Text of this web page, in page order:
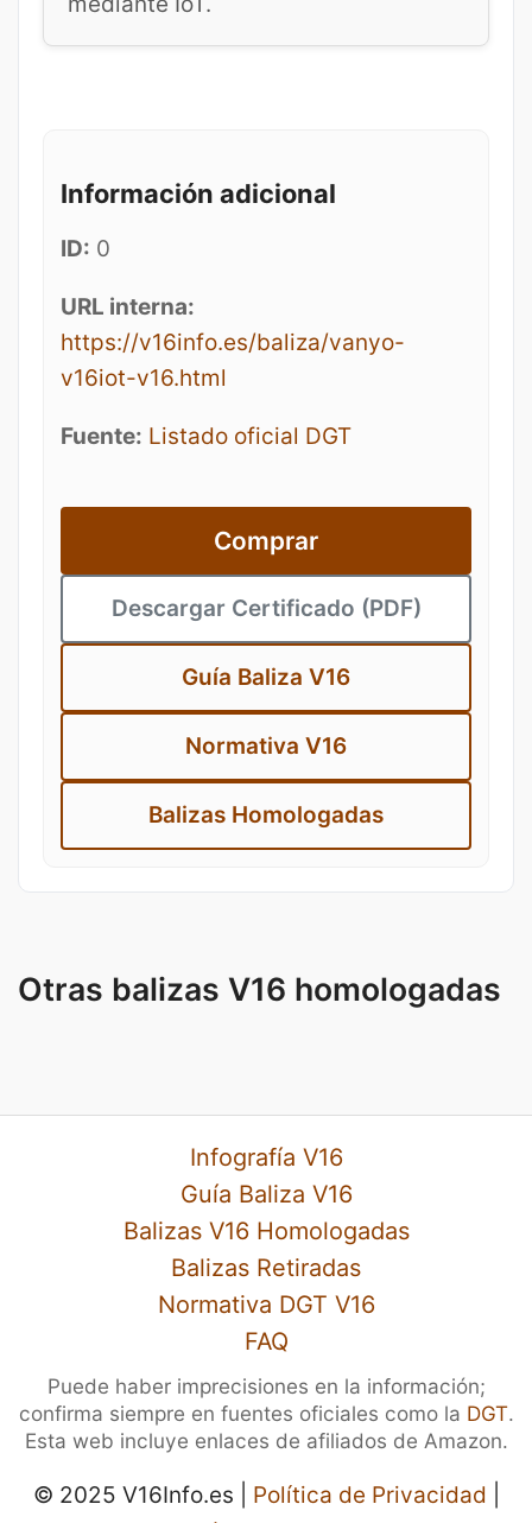
Información adicional
ID: 0
URL interna:
https://v16info.es/baliza/vanyo-
v16iot-v16.html
Fuente: Listado oficial DGT
Comprar
Descargar Certificado (PDF)
Guía Baliza V16
Normativa V16
Balizas Homologadas
Otras balizas V16 homologadas
Infografía V16
Guía Baliza V16
Balizas V16 Homologadas
Balizas Retiradas
Normativa DGT V16
FAQ
Puede haber imprecisiones en la información;
confirma siempre en fuentes oficiales como la DGT.
Esta web incluye enlaces de afiliados de Amazon.
© 2025 V16Info.es | Política de Privacidad